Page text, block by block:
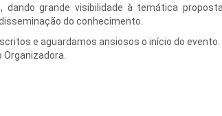
dando grande visibilidade à temática
do conhecimento.
e aguardamos ansiosos o início do evento.